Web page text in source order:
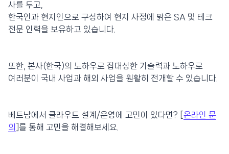
사를 두고,
한국인과 현지인으로 구성하여 현지 사정에 밝은 SA 및 테크
전문 인력을 보유하고 있습니다.
또한, 본사(한국)의 노하우로 집대성한 기술력과 노하우로
여러분이 국내 사업과 해외 사업을 원활히 전개할 수 있습니다.
베트남에서 클라우드 설계/운영에 고민이 있다면? [ 온라인 문
의 ]를 통해 고민을 해결해보세요.